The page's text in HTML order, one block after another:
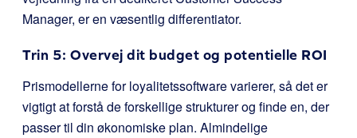
Manager, er en væsentlig differentiator.
Trin 5: Overvej dit budget og potentielle ROI
Prismodellerne for loyalitetssoftware varierer, så det er
vigtigt at forstå de forskellige strukturer og finde en, der
passer til din økonomiske plan. Almindelige